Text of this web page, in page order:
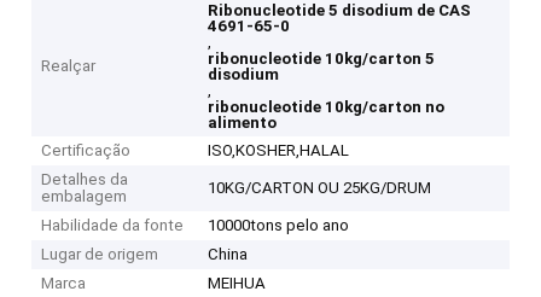
Realçar
Ribonucleotide 5 disodium de CAS
4691-65-0
,
ribonucleotide 10kg/carton 5
disodium
,
ribonucleotide 10kg/carton no
alimento
Certificação
ISO,KOSHER,HALAL
Detalhes da
embalagem
10KG/CARTON OU 25KG/DRUM
Habilidade da fonte
10000tons pelo ano
Lugar de origem
China
Marca
MEIHUA